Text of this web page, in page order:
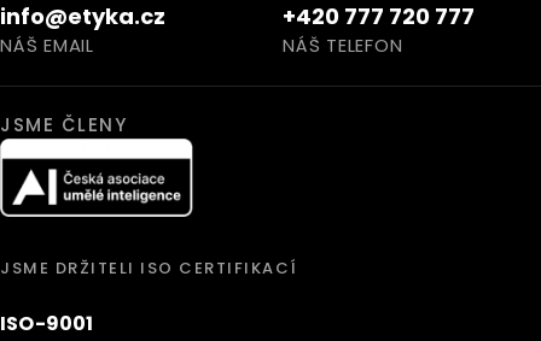
info@etyka.cz
NÁŠ EMAIL
+420 777 720 777
NÁŠ TELEFON
JSME ČLENY
JSME DRŽITELI ISO CERTIFIKACÍ
ISO-9001